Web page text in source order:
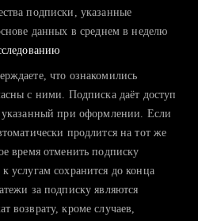
на поиск и вручную поднимаете
конкурентами и оценить шансы
подписки, указанные
данных в среднем в неделю
что ознакомились
с ними. Подписка даёт доступ
при оформлении. Если
продлится на тот же
время отменить подписку
услугам сохранится до конца
за подписку являются
возврату, кроме случаев,